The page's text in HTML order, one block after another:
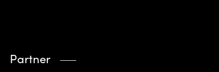
Partner